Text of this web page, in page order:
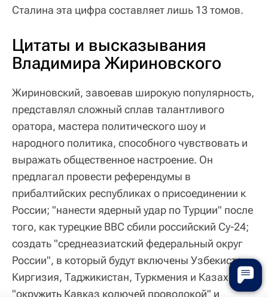
Сталина эта цифра составляет лишь 13 томов.
Цитаты и высказывания
Владимира Жириновского
Жириновский, завоевав широкую популярность,
представлял сложный сплав талантливого
оратора, мастера политического шоу и
народного политика, способного чувствовать и
выражать общественное настроение. Он
предлагал провести референдумы в
прибалтийских республиках о присоединении к
России; "нанести ядерный удар по Турции" после
того, как турецкие ВВС сбили российский Су-24;
создать "среднеазиатский федеральный округ
России", в который будут включены Узбекистан,
Киргизия, Таджикистан, Туркмения и Казахстан;
"окружить Кавказ колючей проволокой" и